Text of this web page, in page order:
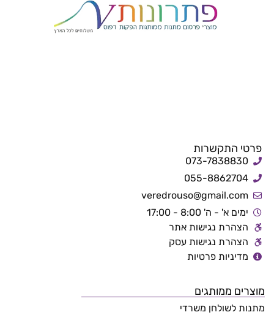
מוצרים ממותגים
מתנות לשולחן משרדי
פרטי התקשרות
073-7838830
055-8862704
veredrouso@gmail.com
ימים א' - ה' 8:00 - 17:00
הצהרת נגישות אתר
הצהרת נגישות עסק
מדיניות פרטיות